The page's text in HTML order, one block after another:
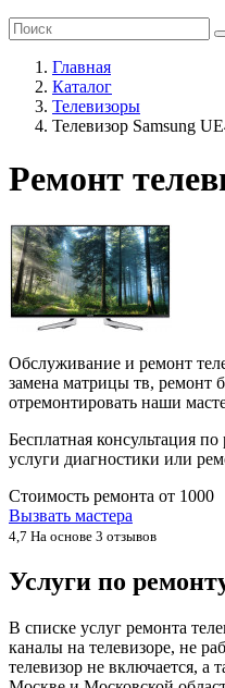
Главная
Каталог
Телевизоры
Телевизор Samsung
Ремонт
Обслуживание и ремонт
замена матрицы тв, ремонт
отремонтировать наши
Бесплатная консультация
услуги диагностики или
Стоимость ремонта от 1000
Вызвать мастера
4,7 На основе 3 отзывов
Услуги по
В списке услуг ремонта
каналы на телевизоре, не
телевизор не включается, а